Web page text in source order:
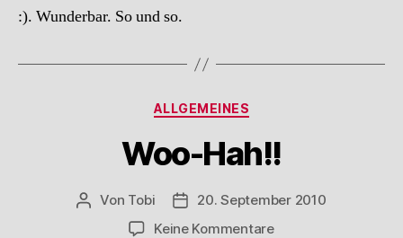
:). Wunderbar. So und so.
Kategorien
ALLGEMEINES
Woo-Hah!!
Beitragsautor
Von Tobi Beitragsdatum
20. September 2010
Keine Kommentarezu